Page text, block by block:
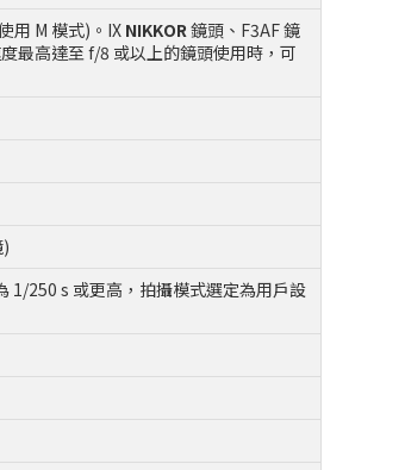
用 M 模式)。IXNIKKOR鏡頭、F3AF 鏡
最高達至 f/8 或以上的鏡頭使用時，可
1/250 s 或更高，拍攝模式選定為用戶設